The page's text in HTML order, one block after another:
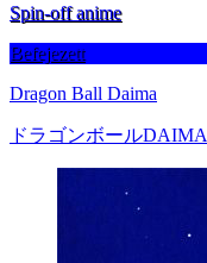
Spin-off anime
Befejezett
Dragon Ball Daima
ドラゴンボールDAIMA